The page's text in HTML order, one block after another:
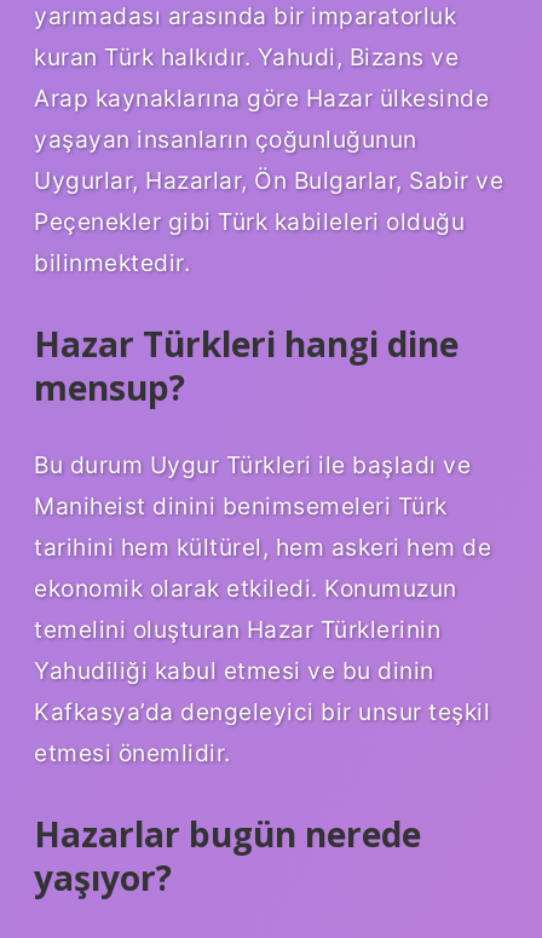
yarımadası arasında bir imparatorluk
kuran Türk halkıdır. Yahudi, Bizans ve
Arap kaynaklarına göre Hazar ülkesinde
yaşayan insanların çoğunluğunun
Uygurlar, Hazarlar, Ön Bulgarlar, Sabir ve
Peçenekler gibi Türk kabileleri olduğu
bilinmektedir.
Hazar Türkleri hangi dine
mensup?
Bu durum Uygur Türkleri ile başladı ve
Maniheist dinini benimsemeleri Türk
tarihini hem kültürel, hem askeri hem de
ekonomik olarak etkiledi. Konumuzun
temelini oluşturan Hazar Türklerinin
Yahudiliği kabul etmesi ve bu dinin
Kafkasya’da dengeleyici bir unsur teşkil
etmesi önemlidir.
Hazarlar bugün nerede
yaşıyor?